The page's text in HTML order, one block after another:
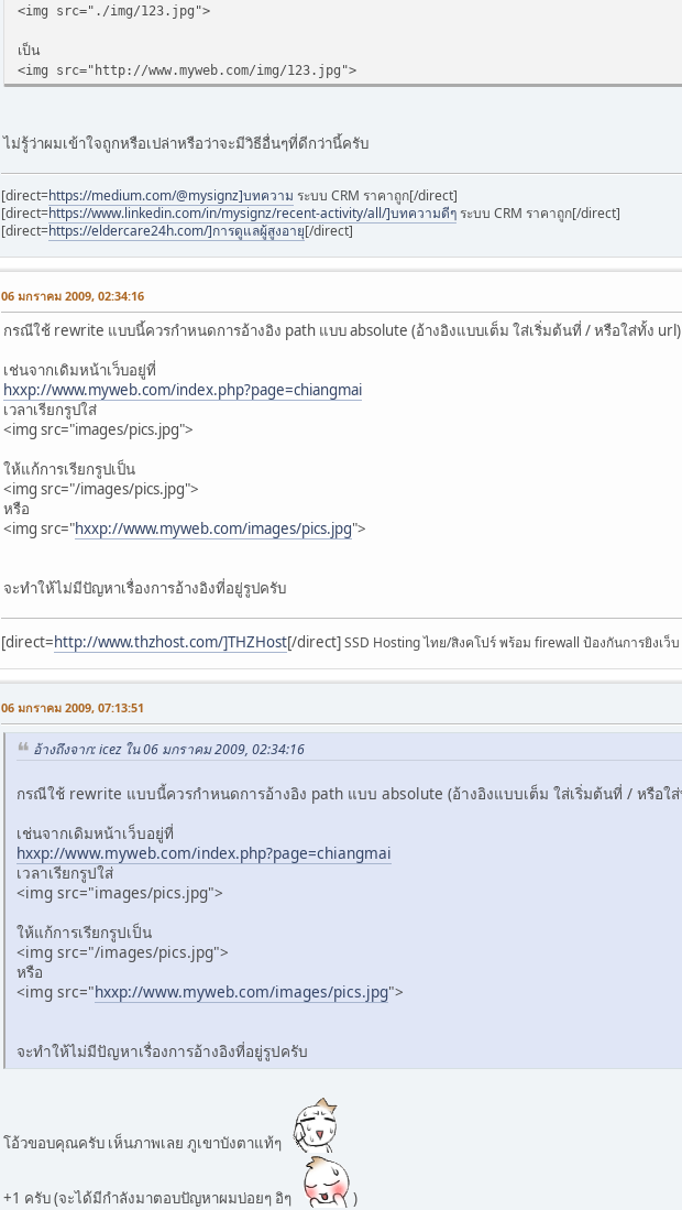
<img src="./img/123.jpg">
เป็น
<img src="http://www.myweb.com/img/123.jpg">
ไม่รู้ว่าผมเข้าใจถูกหรือเปล่าหรือว่าจะมีวิธีอื่นๆที่ดีกว่านี้ครับ
[direct=https://medium.com/@mysignz]บทความ ระบบ CRM ราคาถูก[/direct]
[direct=https://www.linkedin.com/in/mysignz/recent-activity/all/]บทความดีๆ ระบบ CRM ราคาถูก[/direct]
[direct=https://eldercare24h.com/]การดูแลผู้สูงอายุ[/direct]
06 มกราคม 2009, 02:34:16
กรณีใช้ rewrite แบบนี้ควรกำหนดการอ้างอิง path แบบ absolute (อ้างอิงแบบเต็ม ใส่เริ่มต้นที่ / หรือใส่ทั้ง
เช่นจากเดิมหน้าเว็บอยู่ที่
hxxp://www.myweb.com/index.php?page=chiangmai
เวลาเรียกรูปใส่
<img src="images/pics.jpg">
ให้แก้การเรียกรูปเป็น
<img src="/images/pics.jpg">
หรือ
<img src="hxxp://www.myweb.com/images/pics.jpg">
จะทำให้ไม่มีปัญหาเรื่องการอ้างอิงที่อยู่รูปครับ
[direct=http://www.thzhost.com/]THZHost[/direct]SSD Hosting ไทย/สิงคโปร์ พร้อม firewall ป้องกันการยิงเว็บ
06 มกราคม 2009, 07:13:51
อ้างถึงจาก: icez ใน 06 มกราคม 2009, 02:34:16
กรณีใช้ rewrite แบบนี้ควรกำหนดการอ้างอิง path แบบ absolute (อ้างอิงแบบเต็ม ใส่เริ่มต้นที่ / หรือใ
เช่นจากเดิมหน้าเว็บอยู่ที่
hxxp://www.myweb.com/index.php?page=chiangmai
เวลาเรียกรูปใส่
<img src="images/pics.jpg">
ให้แก้การเรียกรูปเป็น
<img src="/images/pics.jpg">
หรือ
<img src="hxxp://www.myweb.com/images/pics.jpg">
จะทำให้ไม่มีปัญหาเรื่องการอ้างอิงที่อยู่รูปครับ
โอ้วขอบคุณครับ เห็นภาพเลย ภูเขาบังตาแท้ๆ
+1 ครับ (จะได้มีกำลังมาตอบปัญหาผมบ่อยๆ อิๆ )